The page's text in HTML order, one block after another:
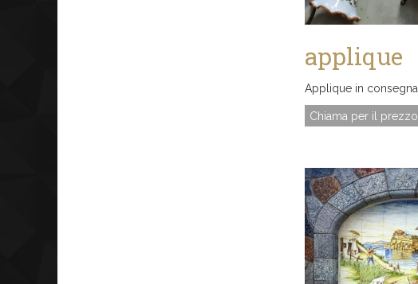
applique
Applique in consegna
Chiama per il prezzo